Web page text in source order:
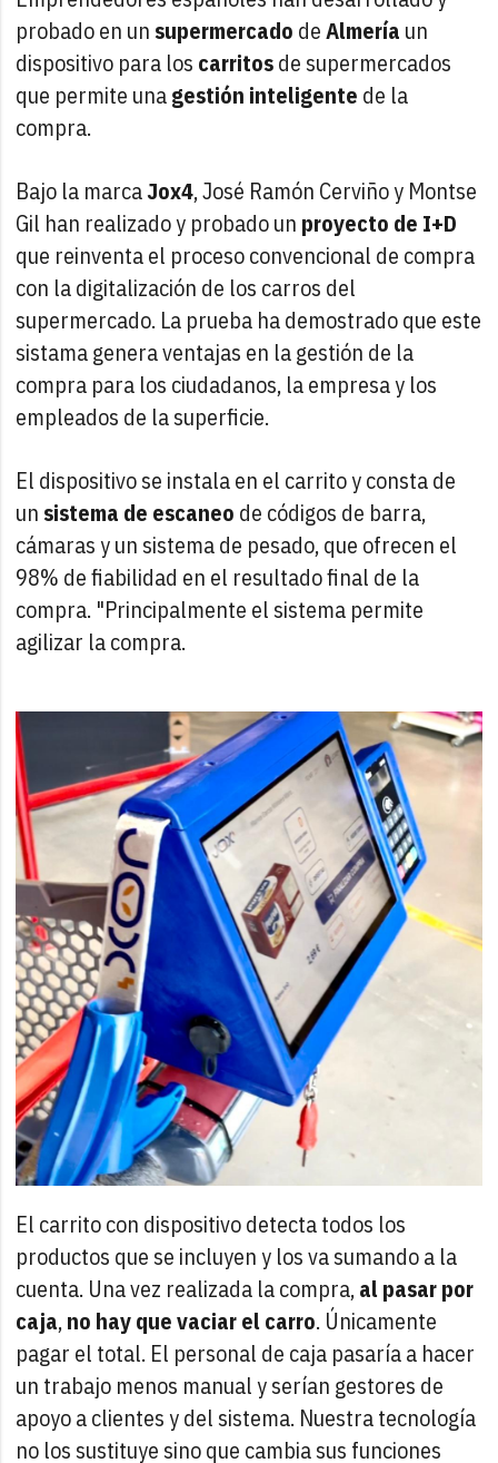
probado en un supermercado deAlmería un
dispositivo para los carritosde supermercados
que permite unagestión inteligente de la
compra.
Bajo la marcaJox4, José Ramón Cerviño y Montse
Gil han realizado y probado un proyecto de I+D
que reinventa el proceso convencional de compra
con la digitalización de los carros del
supermercado. La prueba ha demostrado que este
sistama genera ventajas en la gestión de la
compra para los ciudadanos, la empresa y los
empleados de la superficie.
El dispositivo se instala en el carrito y consta de
un sistema de escaneo de códigos de barra,
cámaras y un sistema de pesado, que ofrecen el
98% de fiabilidad en el resultado final de la
compra. "Principalmente el sistema permite
agilizar la compra.
El carrito con dispositivo detecta todos los
productos que se incluyen y los va sumando a la
cuenta. Una vez realizada la compra,al pasar por
caja,no hay que vaciar el carro. Únicamente
pagar el total. El personal de caja pasaría a hacer
un trabajo menos manual y serían gestores de
apoyo a clientes y del sistema. Nuestra tecnología
no los sustituye sino que cambia sus funciones